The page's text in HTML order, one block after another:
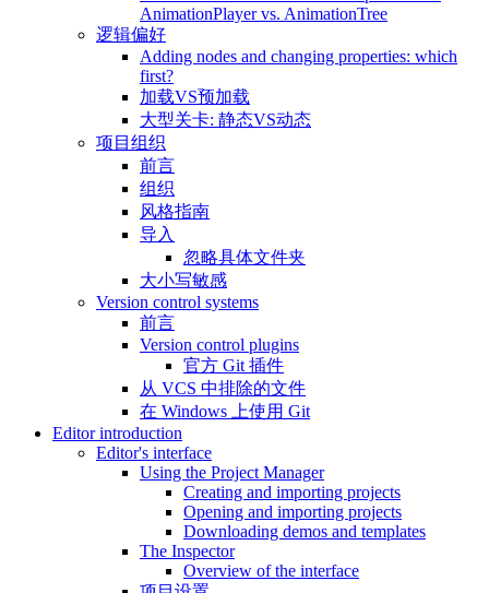
AnimationPlayer vs. AnimationTree
逻辑偏好
Adding nodes and changing properties: which
first?
加载VS预加载
大型关卡: 静态VS动态
项目组织
前言
组织
风格指南
导入
忽略具体文件夹
大小写敏感
Version control systems
前言
Version control plugins
官方 Git 插件
从 VCS 中排除的文件
在 Windows 上使用 Git
Editor introduction
Editor's interface
Using the Project Manager
Creating and importing projects
Opening and importing projects
Downloading demos and templates
The Inspector
Overview of the interface